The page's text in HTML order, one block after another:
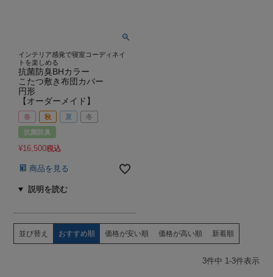
インテリア感覚で寝室コーディネイ
トを楽しめる
抗菌防臭BHカラー
こたつ敷き布団カバー
円形
【オーダーメイド】
春 秋 夏 冬
抗菌防臭
¥16,500税込
商品を見る
並び替え おすすめ順 価格が安い順 価格が高い順 新着順
3件中 1-3件表示